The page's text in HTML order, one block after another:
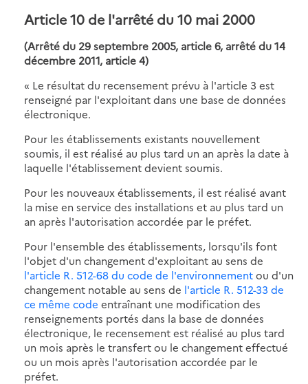
Article 10 de l'arrêté du 10 mai 2000
(Arrêté du 29 septembre 2005, article 6, arrêté du 14
décembre 2011, article 4)
« Le résultat du recensement prévu à l'article 3 est
renseigné par l'exploitant dans une base de données
électronique.
Pour les établissements existants nouvellement
soumis, il est réalisé au plus tard un an après la date à
laquelle l'établissement devient soumis.
Pour les nouveaux établissements, il est réalisé avant
la mise en service des installations et au plus tard un
an après l'autorisation accordée par le préfet.
Pour l'ensemble des établissements, lorsqu'ils font
l'objet d'un changement d'exploitant au sens de
l'article R. 512-68 du code de l'environnementou d'un
changement notable au sens de l'article R. 512-33 de
ce même code entraînant une modification des
renseignements portés dans la base de données
électronique, le recensement est réalisé au plus tard
un mois après le transfert ou le changement effectué
ou un mois après l'autorisation accordée par le
préfet.